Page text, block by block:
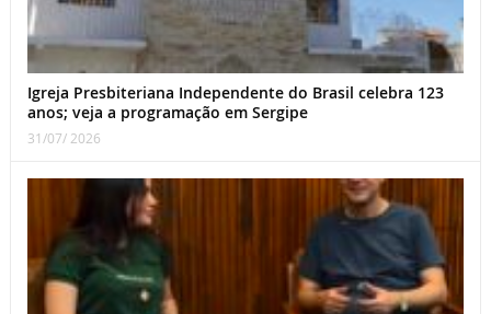
Igreja Presbiteriana Independente do Brasil celebra 123
anos; veja a programação em Sergipe
31/07/ 2026